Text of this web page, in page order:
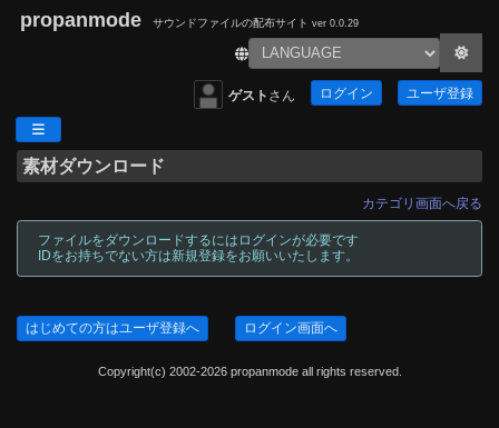
propanmode サウンドファイルの配布サイト ver 0.0.29
ゲスト さん ログイン ユーザ登録
素材ダウンロード
カテゴリ画面へ戻る
ファイルをダウンロードするにはログインが必要です
IDをお持ちでない方は新規登録をお願いいたします。
はじめての方はユーザ登録へ ログイン画面へ
Copyright(c) 2002-2026 propanmode all rights reserved.